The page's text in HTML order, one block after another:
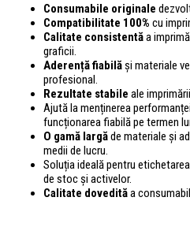
Consumabile originale
Compatibilitate 100% cu
Calitate consistentăa
graficii.
Aderență fiabilăși materiale
profesional.
Rezultate stabile ale
Ajută la menținerea
funcționarea fiabilă pe termen
O gamă largăde materiale și
medii de lucru.
Soluția ideală pentru
de stoc și activelor.
Calitate dovedităa